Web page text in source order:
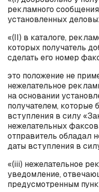
рекламного
установленных
«(II) в каталоге,
которых получатель
сделать его номер
это положение не
нежелательное
на основании
получателем, которые
вступления в силу
нежелательных
отправитель обладал
даты вступления в
«(iii) нежелательное
уведомление,
предусмотренным